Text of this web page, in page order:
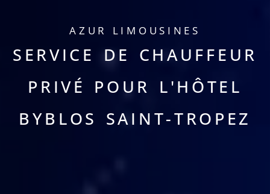
AZUR LIMOUSINES
SERVICE DE CHAUFFEUR
PRIVÉ POUR L'HÔTEL
BYBLOS SAINT-TROPEZ